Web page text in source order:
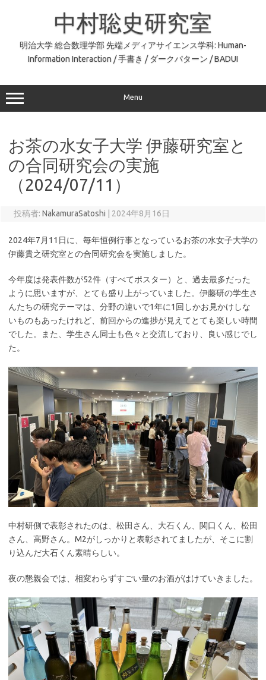
中村聡史研究室
明治大学 総合数理学部 先端メディアサイエンス学科: Human-
Information Interaction / 手書き / ダークパターン / BADUI
Menu
お茶の水女子大学 伊藤研究室と
の合同研究会の実施
（2024/07/11）
投稿者: NakamuraSatoshi 2024年8月16日
2024年7月11日に、毎年恒例行事となっているお茶の水女子大学の
伊藤貴之研究室との合同研究会を実施しました。
今年度は発表件数が52件（すべてポスター）と、過去最多だった
ように思いますが、とても盛り上がっていました。伊藤研の学生さ
んたちの研究テーマは、分野の違いで1年に1回しかお見かけしな
いものもあったけれど、前回からの進捗が見えてとても楽しい時間
でした。また、学生さん同士も色々と交流しており、良い感じでし
た。
中村研側で表彰されたのは、松田さん、大石くん、関口くん、松田
さん、高野さん。M2がしっかりと表彰されてましたが、そこに割
り込んだ大石くん素晴らしい。
夜の懇親会では、相変わらずすごい量のお酒がはけていきました。